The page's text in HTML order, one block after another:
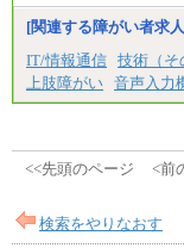
※試用
ます。
[関連する障がい者求
IT/情報通信 技術（そ
上肢障がい 音声入力
<<先頭のページ <前
検索をやりなおす